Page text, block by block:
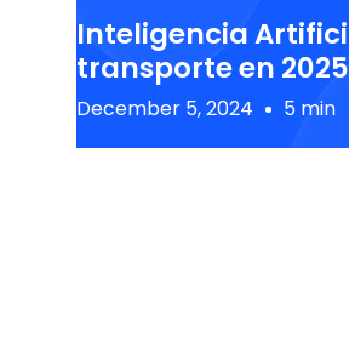
Inteligencia
transporte en 2025
December 5, 2024 5 min